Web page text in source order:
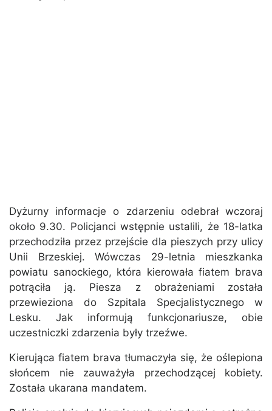
Dyżurny informacje o zdarzeniu odebrał wczoraj
około 9.30. Policjanci wstępnie ustalili, że 18-latka
przechodziła przez przejście dla pieszych przy ulicy
Unii Brzeskiej. Wówczas 29-letnia mieszkanka
powiatu sanockiego, która kierowała fiatem brava
potrąciła ją. Piesza z obrażeniami została
przewieziona do Szpitala Specjalistycznego w
Lesku. Jak informują funkcjonariusze, obie
uczestniczki zdarzenia były trzeźwe.
Kierująca fiatem brava tłumaczyła się, że oślepiona
słońcem nie zauważyła przechodzącej kobiety.
Została ukarana mandatem.